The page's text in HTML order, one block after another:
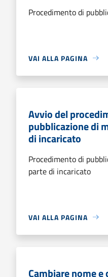
Procedimento di
VAI ALLA PAGINA
Avvio del
pubblicazione di
di incaricato
Procedimento di
parte di incaricato
VAI ALLA PAGINA
Cambiare nome